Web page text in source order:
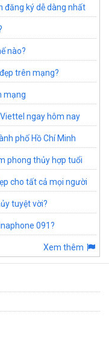
đăng ký dễ dàng nhất
nào?
trên mạng?
mạng
ngay hôm nay
phố Hồ Chí Minh
phong thủy hợp tuổi
cho tất cả mọi người
tuyệt vời?
091?
Xem thêm